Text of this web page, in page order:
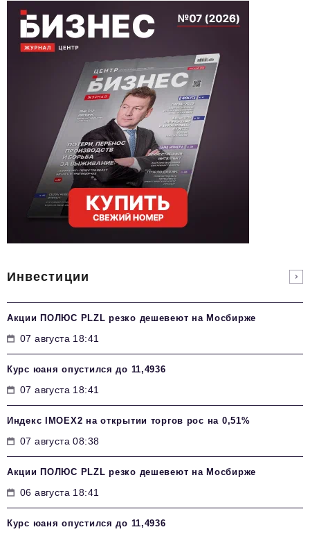
Инвестиции
Акции ПОЛЮС PLZL резко дешевеют на Мосбирже
07 августа 18:41
Курс юаня опустился до 11,4936
07 августа 18:41
Индекс IMOEX2 на открытии торгов рос на 0,51%
07 августа 08:38
Акции ПОЛЮС PLZL резко дешевеют на Мосбирже
06 августа 18:41
Курс юаня опустился до 11,4936